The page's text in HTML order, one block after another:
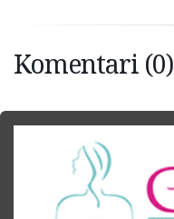
Komentari (0)